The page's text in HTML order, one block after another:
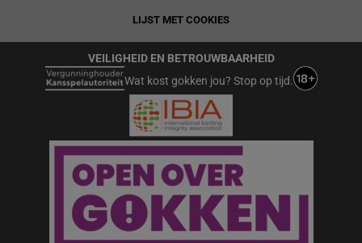
LIJST MET COOKIES
VEILIGHEID EN BETROUWBAARHEID
Wat kost gokken jou? Stop op tijd.